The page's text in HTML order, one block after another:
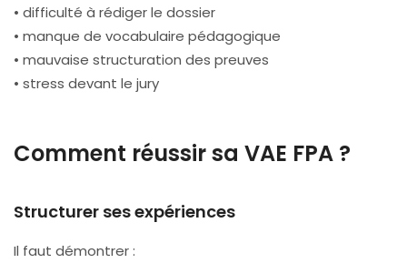
• difficulté à rédiger le dossier
• manque de vocabulaire pédagogique
• mauvaise structuration des preuves
• stress devant le jury
Comment réussir sa VAE FPA ?
Structurer ses expériences
Il faut démontrer :